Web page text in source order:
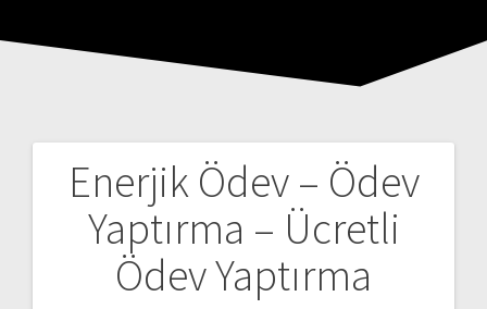
Enerjik Ödev – Ödev
Yaptırma – Ücretli
Ödev Yaptırma